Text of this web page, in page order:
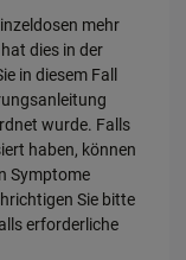
mehr
dies in der
in diesem Fall
wurde. Falls
haben, können
Symptome
Sie bitte
erforderliche